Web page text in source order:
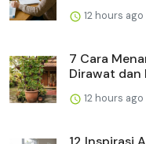
12 hours ago
7 Cara
Dirawat dan
12 hours ago